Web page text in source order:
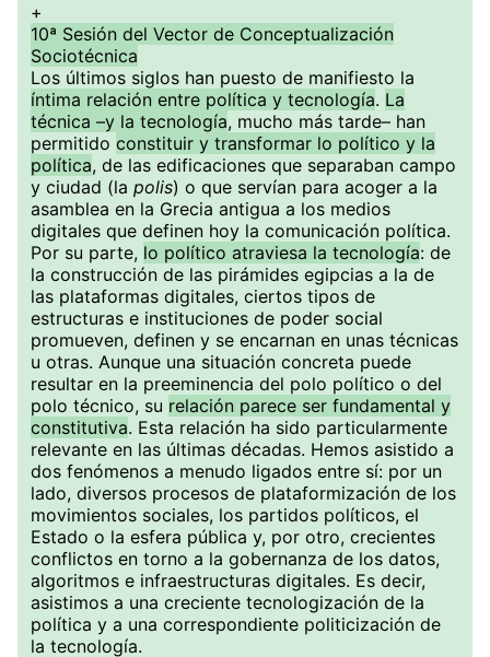
+
10ª Sesión del Vector de Conceptualización
Sociotécnica
Los últimos siglos han puesto de manifiesto la
íntima relación entre política y tecnología. La
técnica –y la tecnología, mucho más tarde– han
permitido constituir y transformar lo político y la
política, de las edificaciones que separaban campo
y ciudad (la polis) o que servían para acoger a la
asamblea en la Grecia antigua a los medios
digitales que definen hoy la comunicación política.
Por su parte, lo político atraviesa la tecnología: de
la construcción de las pirámides egipcias a la de
las plataformas digitales, ciertos tipos de
estructuras e instituciones de poder social
promueven, definen y se encarnan en unas técnicas
u otras. Aunque una situación concreta puede
resultar en la preeminencia del polo político o del
polo técnico, su relación parece ser fundamental y
constitutiva. Esta relación ha sido particularmente
relevante en las últimas décadas. Hemos asistido a
dos fenómenos a menudo ligados entre sí: por un
lado, diversos procesos de plataformización de los
movimientos sociales, los partidos políticos, el
Estado o la esfera pública y, por otro, crecientes
conflictos en torno a la gobernanza de los datos,
algoritmos e infraestructuras digitales. Es decir,
asistimos a una creciente tecnologización de la
política y a una correspondiente politicización de
la tecnología.